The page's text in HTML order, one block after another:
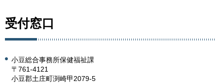
受付窓口
小豆総合事務所保健福祉課
〒761-4121
小豆郡土庄町渕崎甲2079-5